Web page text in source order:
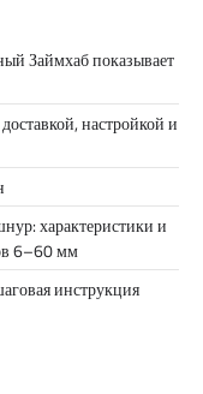
Займхаб показывает
настройкой и
характеристики и
6–60 мм
инструкция